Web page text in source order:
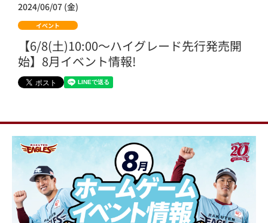
2024/06/07 (金)
イベント
【6/8(土)10:00～ハイグレード先行発売開
始】8月イベント情報!